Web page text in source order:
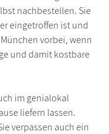
nachbestellen. Sie
eingetroffen ist und
vorbei, wenn
und damit kostbare
im genialokal
liefern lassen.
verpassen auch ein